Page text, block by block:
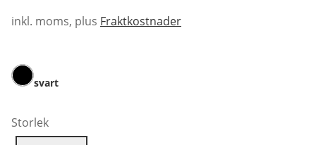
inkl. moms, plus Fraktkostnader
svart
Storlek